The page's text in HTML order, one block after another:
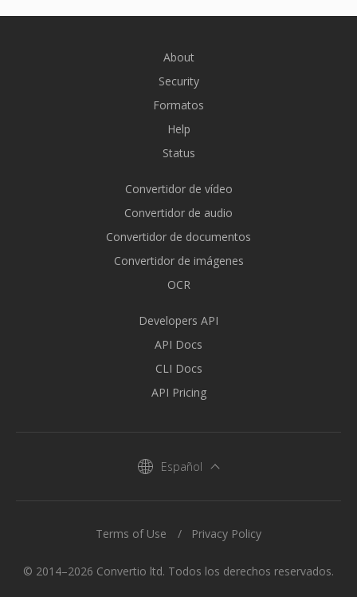
About
Security
Formatos
Help
Status
Convertidor de vídeo
Convertidor de audio
Convertidor de documentos
Convertidor de imágenes
OCR
Developers API
API Docs
CLI Docs
API Pricing
Español
© 2014–2026 Convertio ltd. Todos los derechos reservados.
Terms of Use Privacy Policy